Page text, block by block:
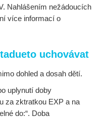
Nahlášením nežádoucích
více informací o
uchovávat
dohled a dosah dětí.
uplynutí doby
za zktratkou EXP a na
do:“. Doba